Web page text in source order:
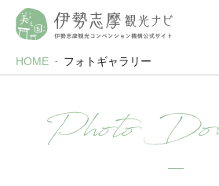
HOME フォトギャラリー
Photo